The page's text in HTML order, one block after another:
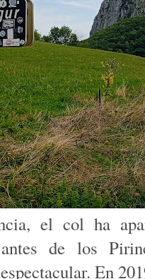
el col ha
de los
En